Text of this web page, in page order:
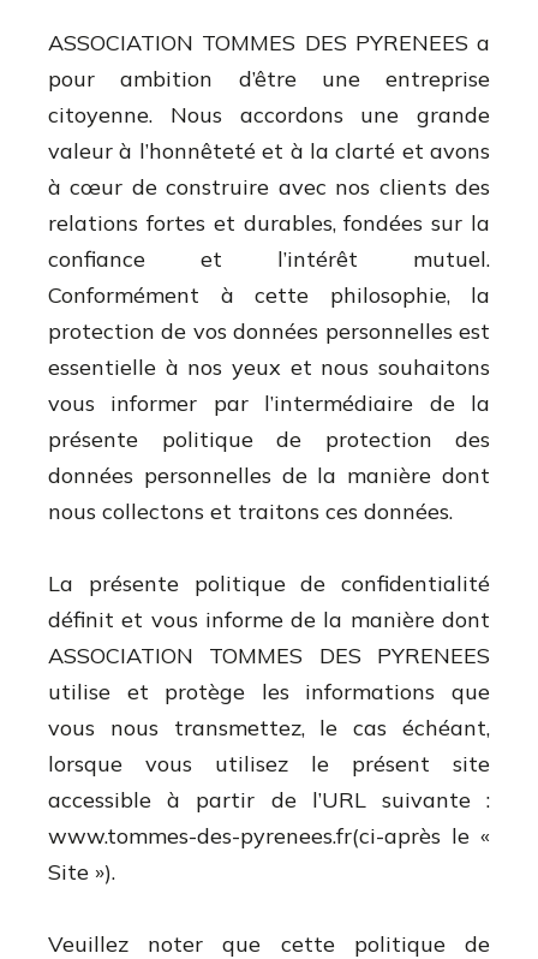
ASSOCIATION TOMMES DES PYRENEES a
pour ambition d’être une entreprise
citoyenne. Nous accordons une grande
valeur à l’honnêteté et à la clarté et avons
à cœur de construire avec nos clients des
relations fortes et durables, fondées sur la
confiance et l’intérêt mutuel.
Conformément à cette philosophie, la
protection de vos données personnelles est
essentielle à nos yeux et nous souhaitons
vous informer par l’intermédiaire de la
présente politique de protection des
données personnelles de la manière dont
nous collectons et traitons ces données.
La présente politique de confidentialité
définit et vous informe de la manière dont
ASSOCIATION TOMMES DES PYRENEES
utilise et protège les informations que
vous nous transmettez, le cas échéant,
lorsque vous utilisez le présent site
accessible à partir de l’URL suivante :
www.tommes-des-pyrenees.fr(ci-après le «
Site »).
Veuillez noter que cette politique de